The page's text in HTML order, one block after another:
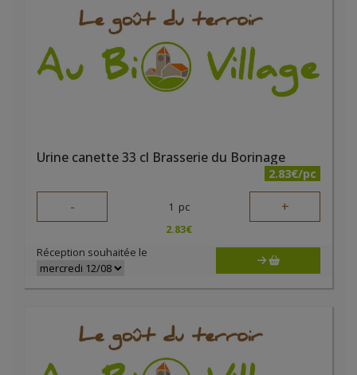
Urine canette 33 cl Brasserie du Borinage
2.83€/pc
- 1 pc +
2.83€
Réception souhaitée le